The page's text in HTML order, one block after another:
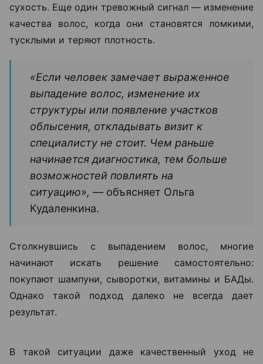
не только выпадение волос, но и изменения кожи
головы. Например, зуд, покраснение, шелушение,
повышенная жирность или, наоборот, выраженная
сухость. Еще один тревожный сигнал — изменение
качества волос, когда они становятся ломкими,
тусклыми и теряют плотность.
выпадение волос, изменение их
структуры или появление участков
облысения, откладывать визит к
ситуацию», —
объясняет Ольга